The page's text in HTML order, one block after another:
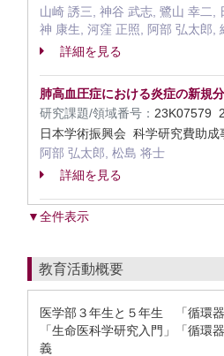
山崎 誘三, 神谷 武志, 鷺山 幸二,
神 康生, 河窪 正照, 阿部 弘太郎,
詳細を見る
肺高血圧症における炎症の新規
研究課題/領域番号： 23K07579
日本学術振興会 科学研究費助
阿部 弘太郎, 松島 将士
詳細を見る
▼全件表示
教育活動概要
医学部３年生と５年生 「循環
「生命医科学研究入門」「循環
義